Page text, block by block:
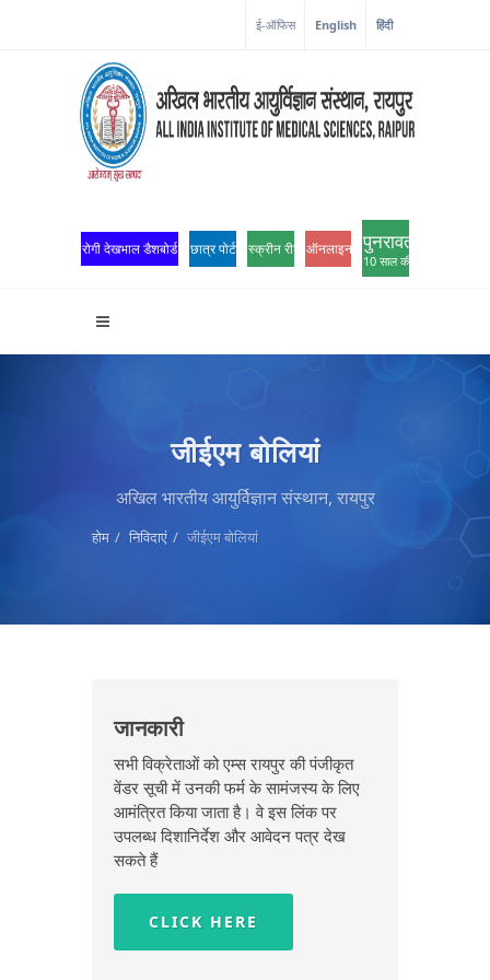
ई-ऑफिस English हिंदी
रोगी देखभाल डैशबोर्ड छात्र पोर्टल स्क्रीन रीडर एक्सेसऑनलाइन ओपीडी पंजीकरण
पुनरावर्तन
10 साल की उत्कृष्टता
जीईएम बोलियां
अखिल भारतीय आयुर्विज्ञान संस्थान, रायपुर
होम निविदाएं जीईएम बोलियां
जानकारी
सभी विक्रेताओं को एम्स रायपुर की पंजीकृत
वेंडर सूची में उनकी फर्म के सामंजस्य के लिए
आमंत्रित किया जाता है। वे इस लिंक पर
उपलब्ध दिशानिर्देश और आवेदन पत्र देख
सकते हैं
CLICK HERE